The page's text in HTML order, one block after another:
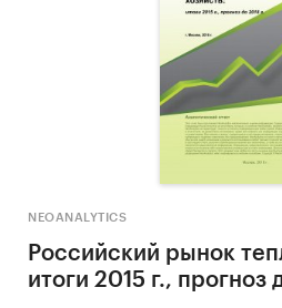
NEOANALYTICS
Российский рынок
итоги 2015 г., прогноз